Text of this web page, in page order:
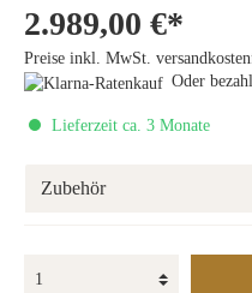
2.989,00 €*
Preise inkl. MwSt.
Oder
Lieferzeit ca. 3 Monate
Zubehör